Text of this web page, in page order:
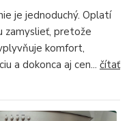
je jednoduchý. Oplatí
zamyslieť, pretože
komfort,
a dokonca aj cen... čítať